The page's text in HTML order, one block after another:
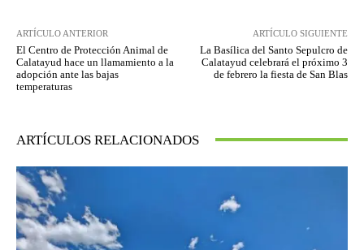
ARTÍCULO ANTERIOR
El Centro de Protección Animal de
Calatayud hace un llamamiento a la
adopción ante las bajas
temperaturas
ARTÍCULO SIGUIENTE
La Basílica del Santo Sepulcro de
Calatayud celebrará el próximo 3
de febrero la fiesta de San Blas
ARTÍCULOS RELACIONADOS